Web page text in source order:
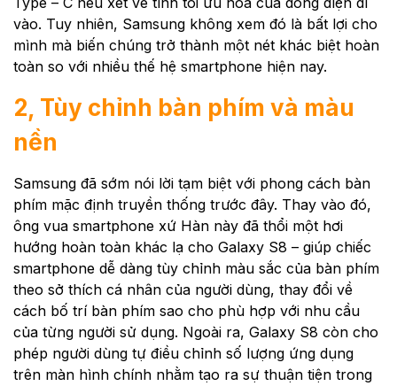
vào. Tuy nhiên, Samsung không xem đó là bất lợi cho
mình mà biến chúng trở thành một nét khác biệt hoàn
toàn so với nhiều thế hệ smartphone hiện nay.
2, Tùy chỉnh bàn phím và màu
nền
Samsung đã sớm nói lời tạm biệt với phong cách bàn
phím mặc định truyền thống trước đây. Thay vào đó,
ông vua smartphone xứ Hàn này đã thổi một hơi
hướng hoàn toàn khác lạ cho Galaxy S8 – giúp chiếc
smartphone dễ dàng tùy chỉnh màu sắc của bàn phím
theo sở thích cá nhân của người dùng, thay đổi về
cách bố trí bàn phím sao cho phù hợp với nhu cầu
của từng người sử dụng. Ngoài ra, Galaxy S8 còn cho
phép người dùng tự điều chỉnh số lượng ứng dụng
trên màn hình chính nhằm tạo ra sự thuận tiện trong